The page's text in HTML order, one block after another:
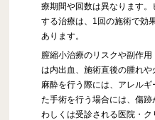
療期間や回数は異なります
する治療は、1回の施術で効
あります。
膣縮小治療のリスクや副作
は内出血、施術直後の腫れや
麻酔を行う際には、アレル
た手術を行う場合には、傷跡
わしくは受診される医院・ク